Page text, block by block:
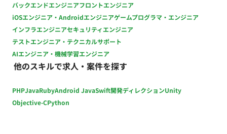
（年間休日127日） リモートワーク：相談可（標準的な例：週3
日リモートワーク、週2日出社） 転籍・出向：なし 勤務地(雇入
直後)：本社（東京都渋谷区代々木）または 武蔵小杉オフィス
☆勤務地(変更の範囲)：会社の定める場所 稼動時間：09:00〜
18:00（コアタイム10:00〜15:00のフルフレックスタイム制度
あり、総労働時間：1ヶ月あたり160時間） 時間外労働：有 年
給：3,125円〜4,500円 ■月額：50万円～75万円 ■年収：600万
円～900万円 ※キャリア・スキル・希望を考慮の上決定 ※20時
バックエンドエンジニアフロントエンジニア
iOSエンジニア・Androidエンジニアゲームプログラマ・エンジニア
インフラエンジニアセキュリティエンジニア
テストエンジニア・テクニカルサポート
AIエンジニア・機械学習エンジニア
他のスキルで求人・案件を探す
PHPJavaRubyAndroid JavaSwift開発ディレクションUnity
Objective-CPython